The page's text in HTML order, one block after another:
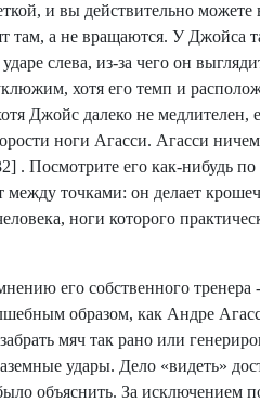
и вы действительно можете
там, а не вращаются. У Джойса
слева, из-за чего он
хотя его темп и
Джойс далеко не медлителен,
ноги Агасси. Агасси
. Посмотрите его как-нибудь по
между точками: он делает
ноги которого
его собственного тренера
образом, как Андре
мяч так рано или
удары. Дело «видеть»
объяснить. За исключением